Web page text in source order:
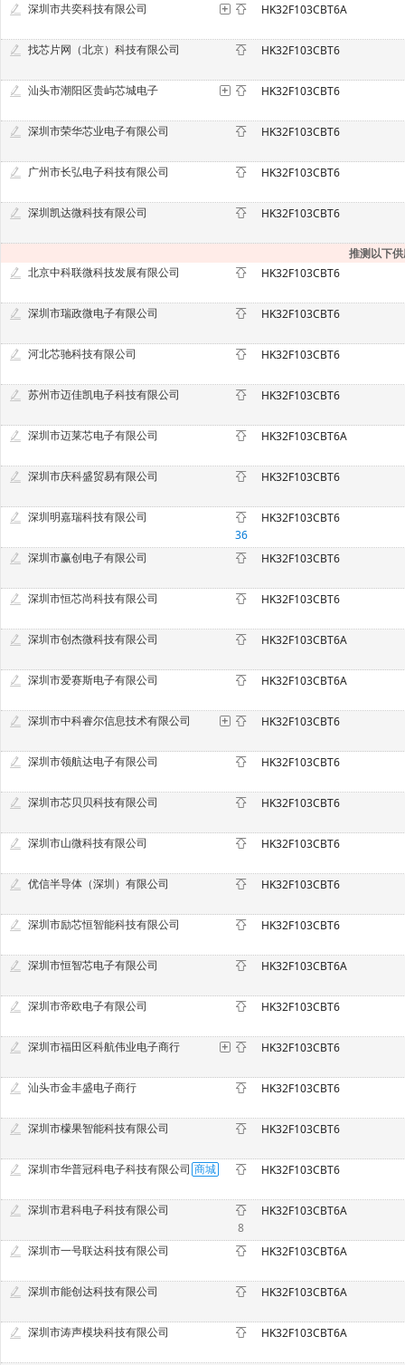
深圳市共奕科技有限公司 HK32F103CBT6A
找芯片网（北京）科技有限公司 HK32F103CBT6
汕头市潮阳区贵屿芯城电子 HK32F103CBT6
深圳市荣华芯业电子有限公司 HK32F103CBT6
广州市长弘电子科技有限公司 HK32F103CBT6
深圳凯达微科技有限公司 HK32F103CBT6
推测以下
北京中科联微科技发展有限公司
HK32F103CBT6
深圳市瑞政微电子有限公司 HK32F103CBT6
河北芯驰科技有限公司 HK32F103CBT6
苏州市迈佳凯电子科技有限公司 HK32F103CBT6
深圳市迈莱芯电子有限公司 HK32F103CBT6A
深圳市庆科盛贸易有限公司 HK32F103CBT6
深圳明嘉瑞科技有限公司
36
HK32F103CBT6
深圳市赢创电子有限公司 HK32F103CBT6
深圳市恒芯尚科技有限公司 HK32F103CBT6
深圳市创杰微科技有限公司 HK32F103CBT6A
深圳市爱赛斯电子有限公司 HK32F103CBT6A
深圳市中科睿尔信息技术有限公司 HK32F103CBT6
深圳市领航达电子有限公司 HK32F103CBT6
深圳市芯贝贝科技有限公司 HK32F103CBT6
深圳市山微科技有限公司 HK32F103CBT6
优信半导体（深圳）有限公司 HK32F103CBT6
深圳市励芯恒智能科技有限公司 HK32F103CBT6
深圳市恒智芯电子有限公司 HK32F103CBT6A
深圳市帝欧电子有限公司 HK32F103CBT6
深圳市福田区科航伟业电子商行 HK32F103CBT6
汕头市金丰盛电子商行 HK32F103CBT6
深圳市檬果智能科技有限公司 HK32F103CBT6
深圳市华普冠科电子科技有限公司 HK32F103CBT6
深圳市君科电子科技有限公司
8
HK32F103CBT6A
深圳市一号联达科技有限公司 HK32F103CBT6A
深圳市能创达科技有限公司 HK32F103CBT6A
深圳市涛声模块科技有限公司 HK32F103CBT6A